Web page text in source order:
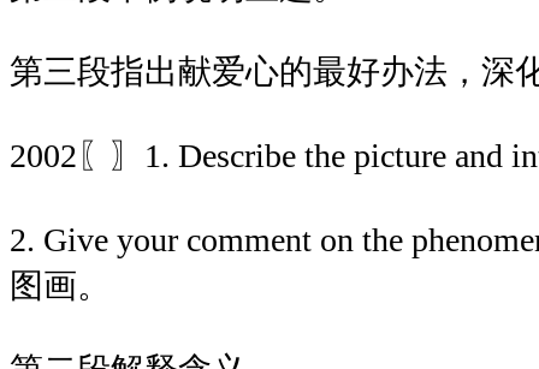
第三段指出献爱心的最好办法，深
2002〖〗1. Describe the picture and
2. Give your comment on the
图画。